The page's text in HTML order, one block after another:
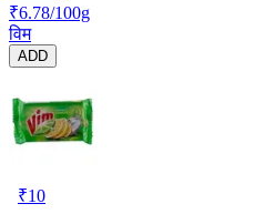
₹6.78/100g
विम
ADD
₹10